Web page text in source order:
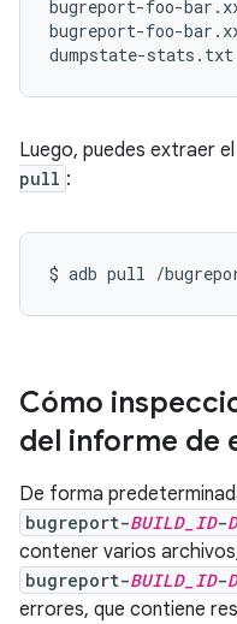
bugreport-foo-
bugreport-foo-
Luego, puedes extraer
pull :
Cómo
del informe de
De forma
bugreport-BUILD_ID-
contener varios
bugreport-BUILD_ID-
errores, que contiene